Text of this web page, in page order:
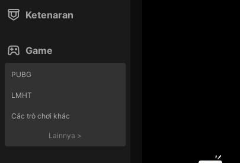
Ketenaran
Game
PUBG
LMHT
Các trò chơi khác
Lainnya >